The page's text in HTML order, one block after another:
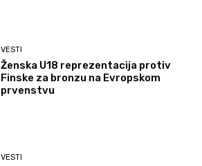
VESTI
Ženska U18 reprezentacija protiv
Finske za bronzu na Evropskom
prvenstvu
VESTI